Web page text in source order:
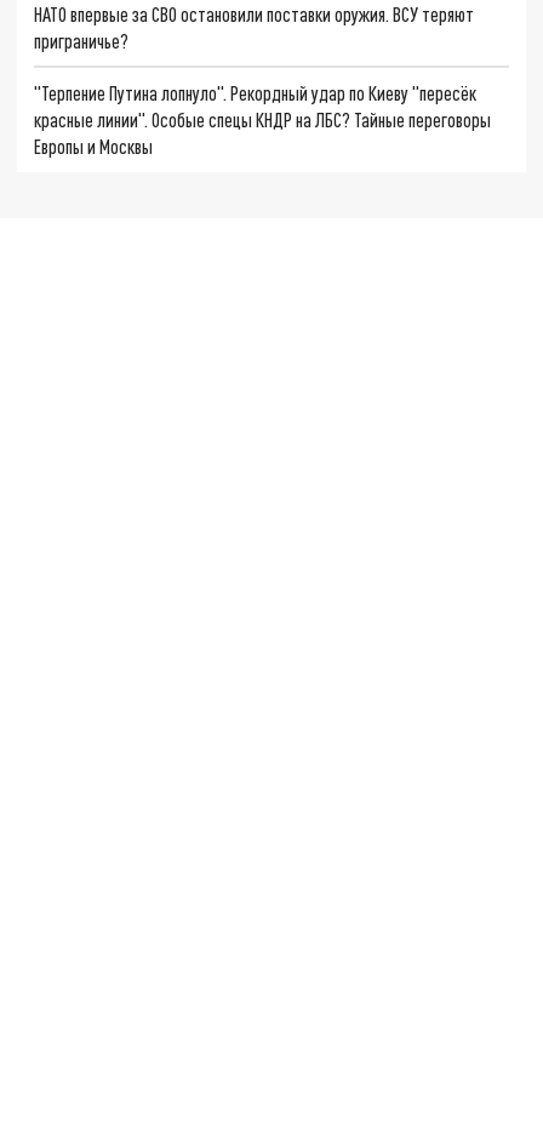
НАТО впервые за СВО остановили поставки оружия. ВСУ теряют
приграничье?
"Терпение Путина лопнуло". Рекордный удар по Киеву "пересёк
красные линии". Особые спецы КНДР на ЛБС? Тайные переговоры
Европы и Москвы